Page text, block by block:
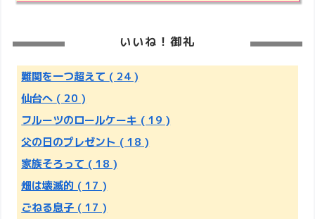
いいね！御礼
難関を一つ超えて ( 24 )
仙台へ ( 20 )
フルーツのロールケーキ ( 19 )
父の日のプレゼント ( 18 )
家族そろって ( 18 )
畑は壊滅的 ( 17 )
ごねる息子 ( 17 )